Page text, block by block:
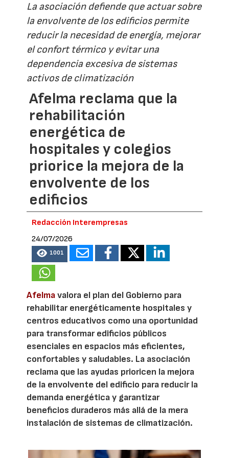
La asociación defiende que actuar sobre
la envolvente de los edificios permite
reducir la necesidad de energía, mejorar
el confort térmico y evitar una
dependencia excesiva de sistemas
activos de climatización
Afelma reclama que la
rehabilitación
energética de
hospitales y colegios
priorice la mejora de la
envolvente de los
edificios
Redacción Interempresas
24/07/2026
1001
Afelmavalora el plan del Gobierno para
rehabilitar energéticamente hospitales y
centros educativos como una oportunidad
para transformar edificios públicos
esenciales en espacios más eficientes,
confortables y saludables. La asociación
reclama que las ayudas prioricen la mejora
de la envolvente del edificio para reducir la
demanda energética y garantizar
beneficios duraderos más allá de la mera
instalación de sistemas de climatización.